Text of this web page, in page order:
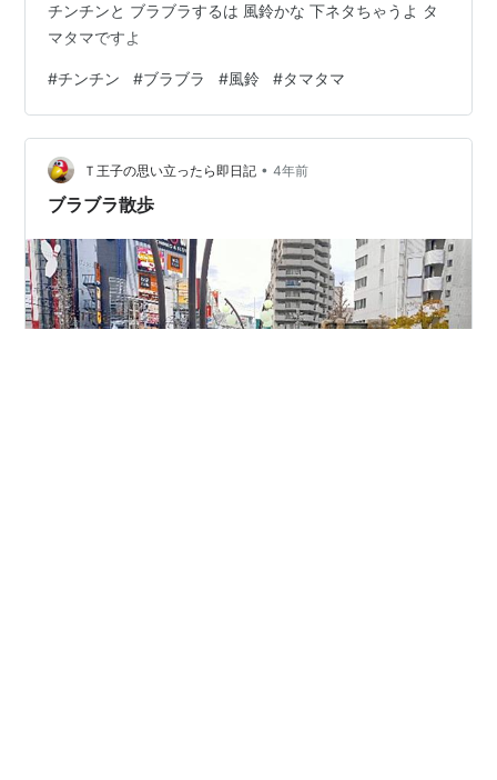
チンチンと ブラブラするは 風鈴かな 下ネタちゃうよ タ
マタマですよ
#チンチン #ブラブラ #風鈴 #タマタマ
Ｔ王子の思い立ったら即日記 • 4年前
ブラブラ散歩